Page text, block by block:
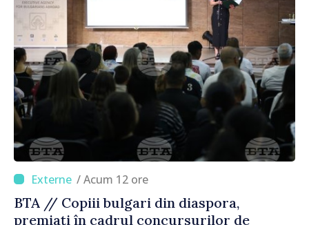
/ Acum 12 ore
BTA // Copiii bulgari din diaspora,
premiați în cadrul concursurilor de